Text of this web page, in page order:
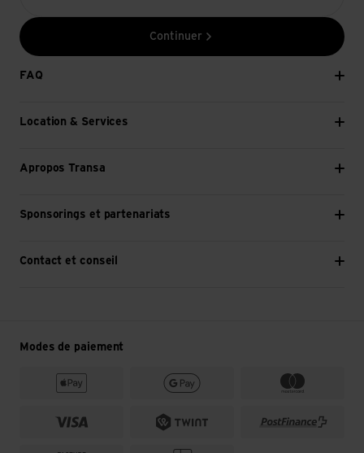
Continuer
FAQ
Location & Services
Apropos Transa
Sponsorings et partenariats
Contact et conseil
Modes de paiement